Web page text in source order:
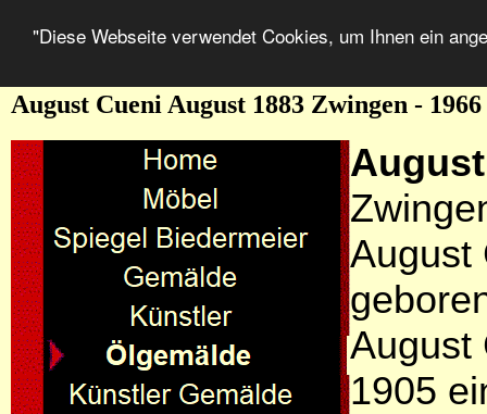
"Diese Webseite verwendet Cookies, um Ihnen ein
August Cueni August 1883 Zwingen -
August
August
1905